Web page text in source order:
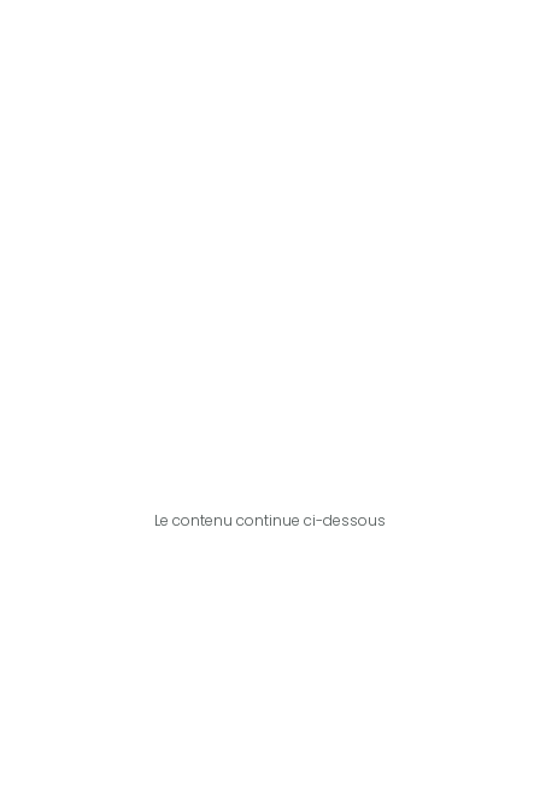
Le contenu continue ci-dessous